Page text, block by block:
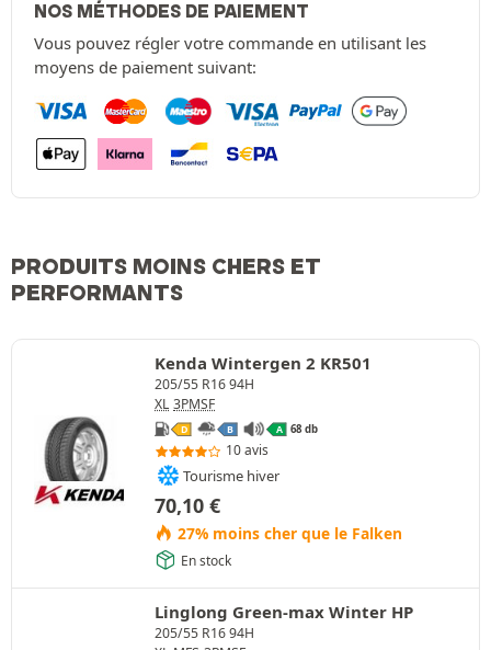
NOS MÉTHODES DE PAIEMENT
Vous pouvez régler votre commande en utilisant les
moyens de paiement suivant:
PRODUITS MOINS CHERS ET
PERFORMANTS
Kenda Wintergen 2 KR501
205/55 R16 94H
XL 3PMSF
D B A 68 db
10 avis
Tourisme hiver
70,10 €
27% moins cher que le Falken
En stock
Linglong Green-max Winter HP
205/55 R16 94H